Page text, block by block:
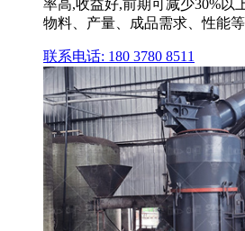
率高,收益好,前期可减少30%以
物料、产量、成品需求、性能
联系电话: 180 3780 8511